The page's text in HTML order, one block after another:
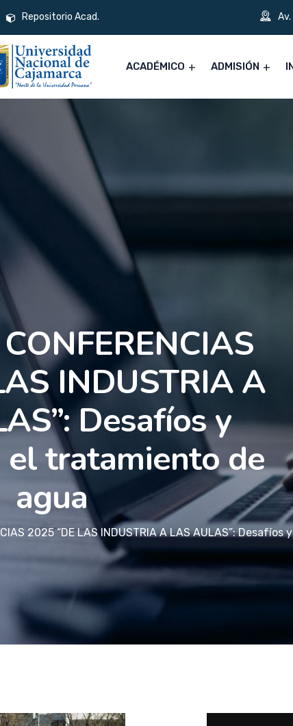
Repositorio Acad.
ACADÉMICO ADMISIÓN
INDUSTRIA A
Desafíos y
el tratamiento de
agua
2025 “DE LAS INDUSTRIA A LAS AULAS”: